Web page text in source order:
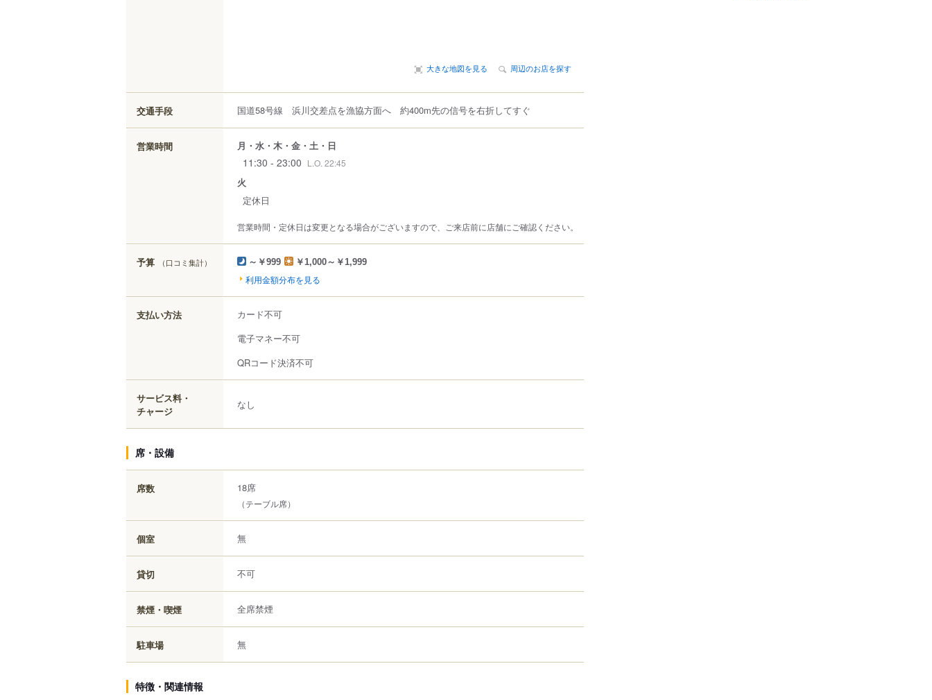
大きな地図を見る 周辺のお店を探す
交通手段 国道58号線 浜川交差点を漁協方面へ 約400m先の信号を右折してすぐ
営業時間 月・水・木・金・土・日
11:30 - 23:00 L.O. 22:45
火
定休日
営業時間・定休日は変更となる場合がございますので、ご来店前に店舗にご確認ください。
予算 （口コミ集計） ～￥999 ￥1,000～￥1,999
利用金額分布を見る
支払い方法
カード不可
電子マネー不可
QRコード決済不可
サービス料・
チャージ
なし
席・設備
席数 18席
（テーブル席）
個室 無
貸切 不可
禁煙・喫煙 全席禁煙
駐車場 無
特徴・関連情報